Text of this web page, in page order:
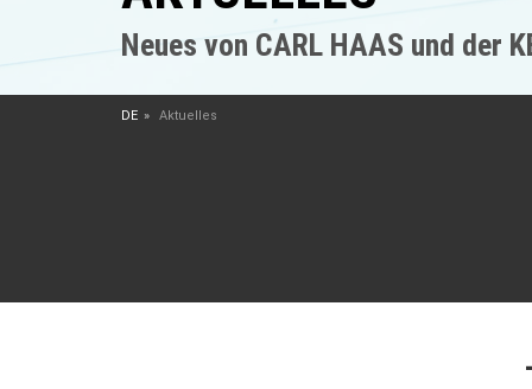
Neues von CARL HAAS und der
DE Aktuelles